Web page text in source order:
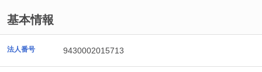
基本情報
法人番号 9430002015713